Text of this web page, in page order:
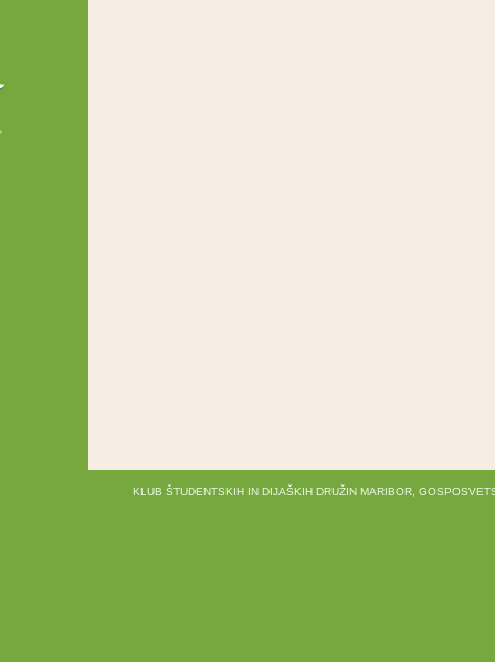
KLUB ŠTUDENTSKIH IN DIJAŠKIH DRUŽIN MARIBOR,